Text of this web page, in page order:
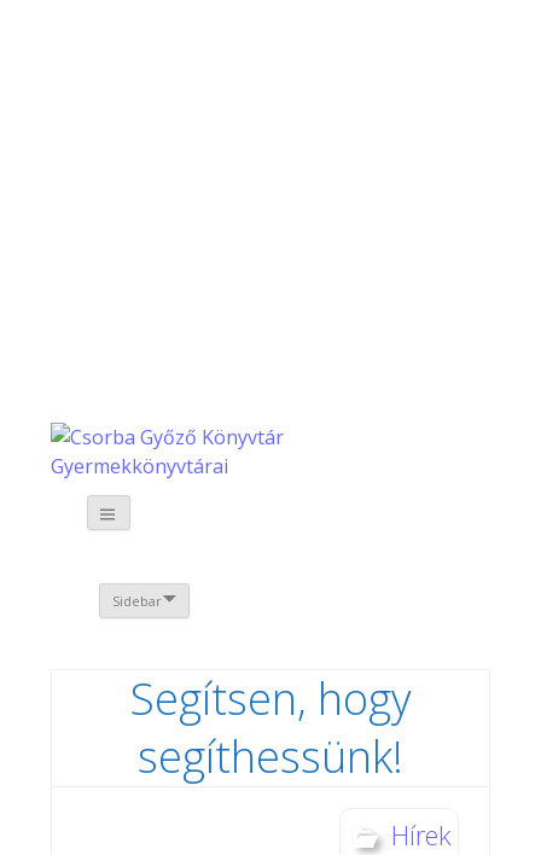
Sidebar
Segítsen, hogy
segíthessünk!
Hírek